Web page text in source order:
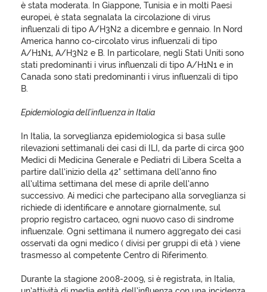
è stata moderata. In Giappone, Tunisia e in molti Paesi
europei, è stata segnalata la circolazione di virus
influenzali di tipo A/H3N2 a dicembre e gennaio. In Nord
America hanno co-circolato virus influenzali di tipo
A/H1N1, A/H3N2 e B. In particolare, negli Stati Uniti sono
stati predominanti i virus influenzali di tipo A/H1N1 e in
Canada sono stati predominanti i virus influenzali di tipo
B.
Epidemiologia dell’influenza in Italia
In Italia, la sorveglianza epidemiologica si basa sulle
rilevazioni settimanali dei casi di ILI, da parte di circa 900
Medici di Medicina Generale e Pediatri di Libera Scelta a
partire dall’inizio della 42° settimana dell’anno fino
all’ultima settimana del mese di aprile dell’anno
successivo. Ai medici che partecipano alla sorveglianza si
richiede di identificare e annotare giornalmente, sul
proprio registro cartaceo, ogni nuovo caso di sindrome
influenzale. Ogni settimana il numero aggregato dei casi
osservati da ogni medico ( divisi per gruppi di età ) viene
trasmesso al competente Centro di Riferimento.
Durante la stagione 2008-2009, si è registrata, in Italia,